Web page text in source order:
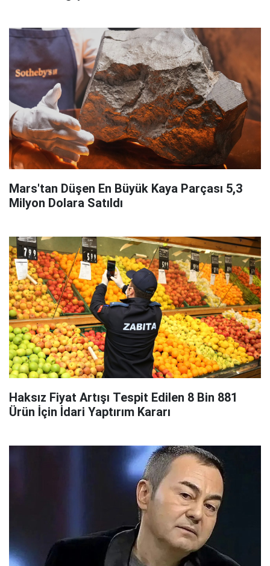
Mars'tan Düşen En Büyük Kaya Parçası 5,3
Milyon Dolara Satıldı
Haksız Fiyat Artışı Tespit Edilen 8 Bin 881
Ürün İçin İdari Yaptırım Kararı